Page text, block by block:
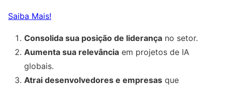
Saiba Mais!
Consolida sua posição de liderança no setor.
Aumenta sua relevância em projetos de IA
globais.
Atrai desenvolvedores e empresas que